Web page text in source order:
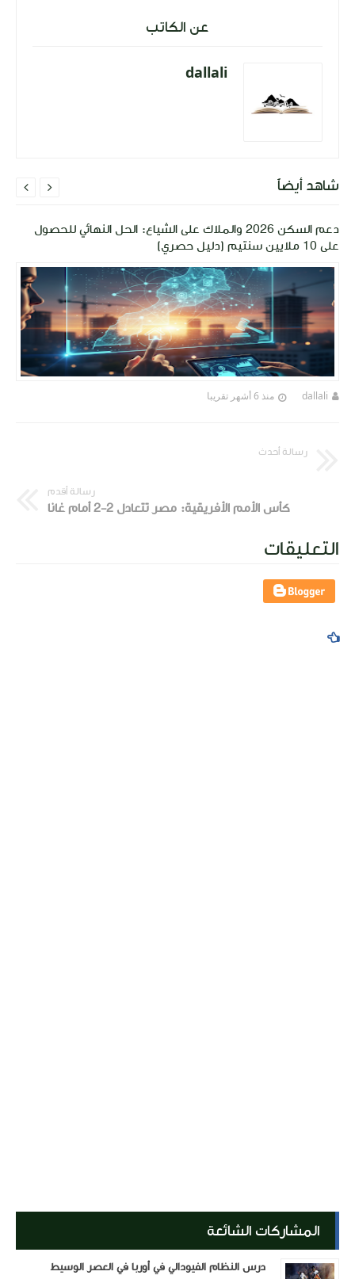
عن الكاتب
dallali
شاهد أيضاً
دعم السكن 2026 والملاك على الشياع: الحل النهائي للحصول
على 10 ملايين سنتيم (دليل حصري)
dallali منذ 6 أشهر تقريبا


رسالة أحدث
رسالة أقدم
كأس الأمم الأفريقية: مصر تتعادل 2-2 أمام غانا
التعليقات
المشاركات الشائعة
درس النظام الفيودالي في أوربا في العصر الوسيط